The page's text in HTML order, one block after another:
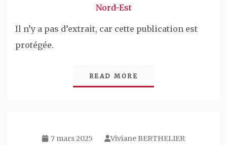
Nord-Est
Il n’y a pas d’extrait, car cette publication est
protégée.
READ MORE
7 mars 2025 Viviane BERTHELIER